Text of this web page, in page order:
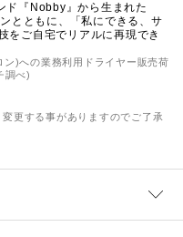
『Nobby』から生まれた
とともに、「私にできる、サ
をご自宅でリアルに再現でき
)への業務利用ドライヤー販売荷
調べ)
更する事がありますのでご了承